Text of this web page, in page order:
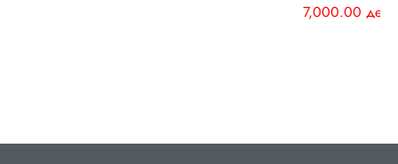
7,000.00 ден